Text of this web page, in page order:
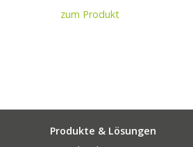
zum Produkt
Produkte & Lösungen